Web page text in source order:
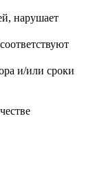
нарушает
и/или сроки